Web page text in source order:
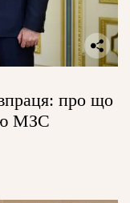
про що
МЗС